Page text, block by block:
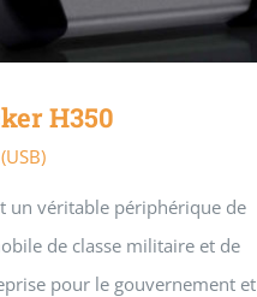
H350
un véritable périphérique de
de classe militaire et de
pour le gouvernement et